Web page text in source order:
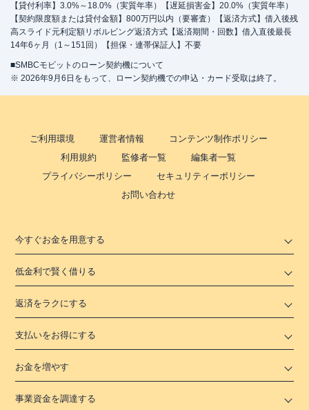
【貸付利率】3.0%～18.0%（実質年率）【遅延損害金】20.0%（実質年率）
【契約限度額または貸付金額】800万円以内（要審査）【返済方式】借入後残
高スライド元利定額リボルビング返済方式【返済期間・回数】借入直後最長
14年6ヶ月（1～151回）【担保・連帯保証人】不要
■SMBCモビットのローン契約機について
※ 2026年9月6日をもって、ローン契約機での申込・カード受取は終了。
ご利用環境 運営者情報
コンテンツ制作ポリシー
利用規約
監修者一覧
編集者一覧
プライバシーポリシー
セキュリティーポリシー
お問い合わせ
今すぐお金を用意する
低金利で賢く借りる
返済をラクにする
支払いをお得にする
お金を増やす
事業資金を調達する